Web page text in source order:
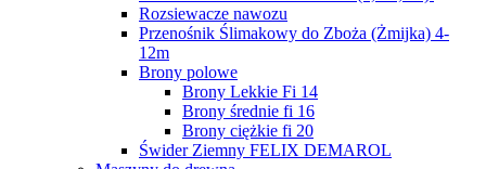
Rozsiewacze nawozu
Przenośnik Ślimakowy do Zboża (Żmijka) 4-
12m
Brony polowe
Brony Lekkie Fi 14
Brony średnie fi 16
Brony ciężkie fi 20
Świder Ziemny FELIX DEMAROL